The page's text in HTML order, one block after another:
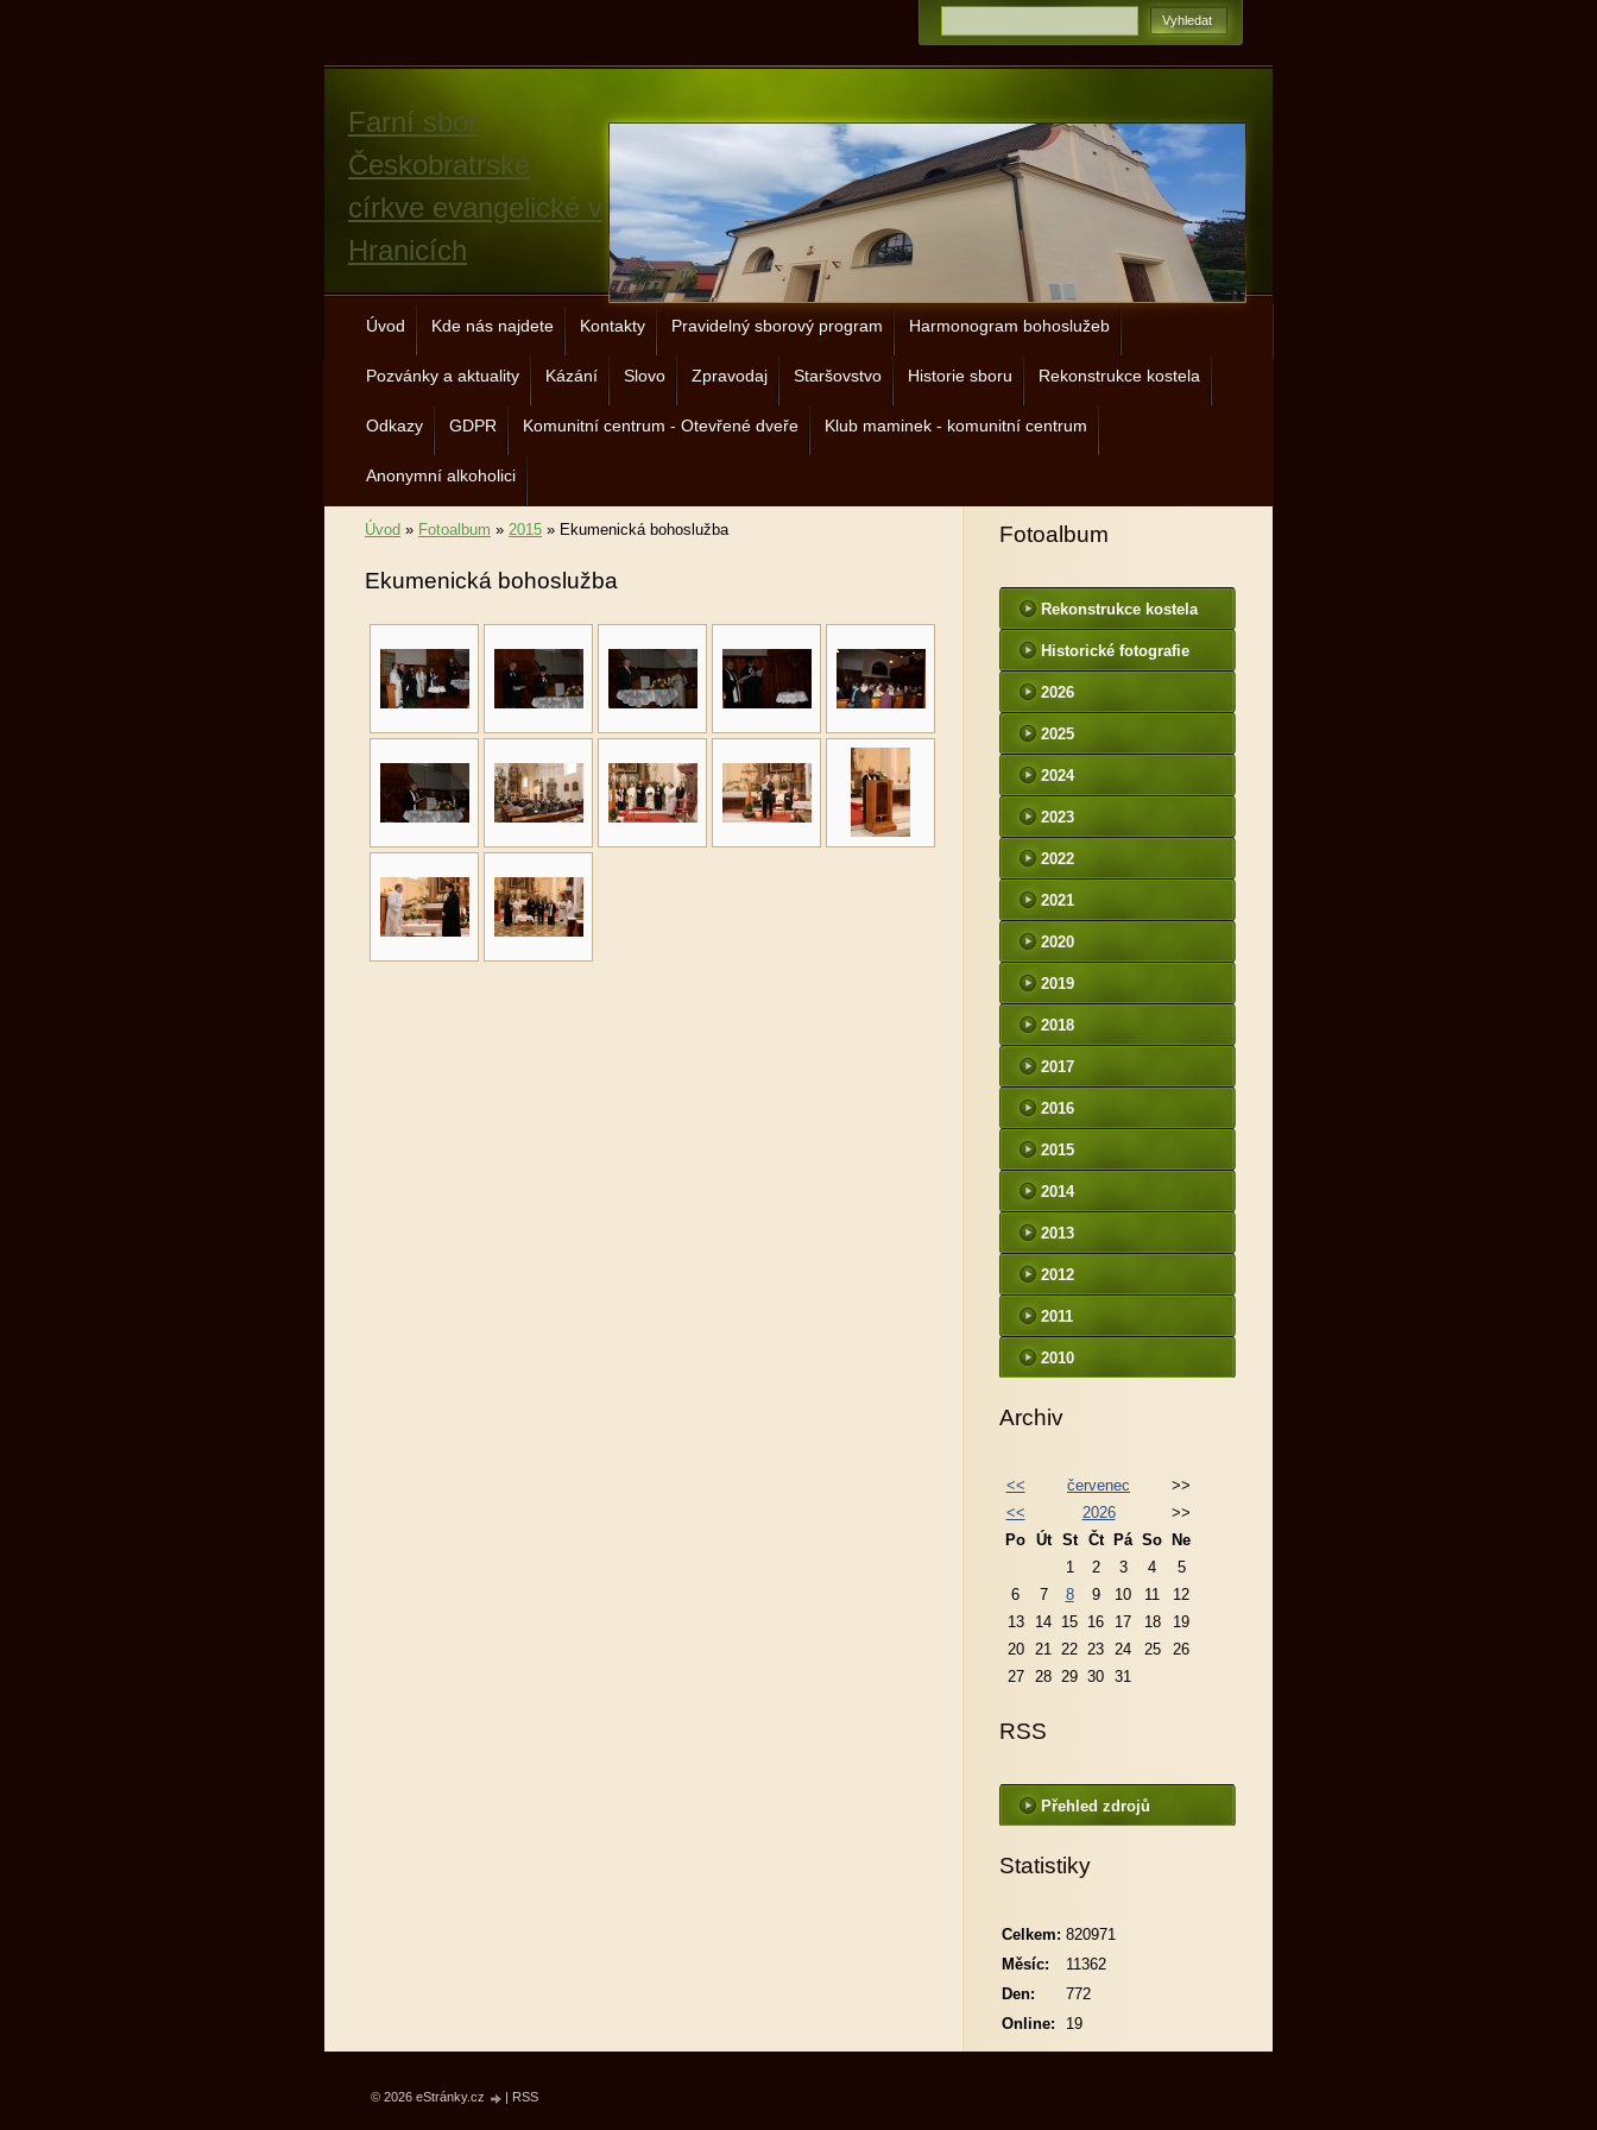
Farní sbor
Českobratrské
církve evangelické v
Hranicích
Úvod Kde nás najdete Kontakty Pravidelný sborový program Harmonogram bohoslužeb
Pozvánky a aktuality Kázání Slovo Zpravodaj Staršovstvo Historie sboru Rekonstrukce kostela
Odkazy GDPR Komunitní centrum - Otevřené dveře Klub maminek - komunitní centrum
Anonymní alkoholici
Úvod » Fotoalbum » 2015 » Ekumenická bohoslužba
Ekumenická bohoslužba
Fotoalbum
Rekonstrukce kostela
Historické fotografie
2026
2025
2024
2023
2022
2021
2020
2019
2018
2017
2016
2015
2014
2013
2012
2011
2010
Archiv
<< červenec
>>
<<
2026
>>
Po Út St Čt Pá So
Ne
1
2 3 4
5
6
7 8 9 10 11
12
13
14 15 16 17 18
19
20
21 22 23 24 25
26
27
28 29 30 31
RSS
Přehled zdrojů
Statistiky
Online: 19
Celkem: 820971
Měsíc:
11362
Den:
772
© 2026 eStránky.cz | RSS